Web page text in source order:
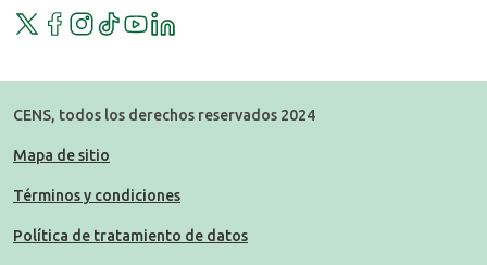
TwitterFacebook
Instagram
TikTokYouTube
LinkedIn
CENS, todos los derechos reservados 2024
Mapa de sitio
Términos y condiciones
Política de tratamiento de datos